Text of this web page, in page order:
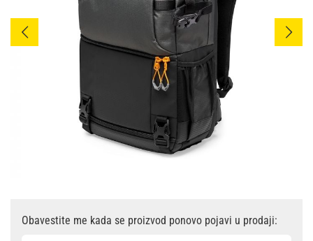
Obavestite me kada se proizvod ponovo pojavi u prodaji: